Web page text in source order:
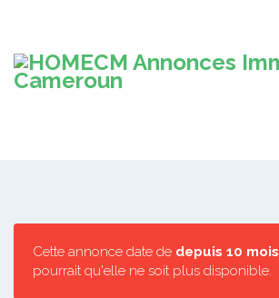
Cette annonce date de depuis 10 mois
pourrait qu'elle ne soit plus disponible.